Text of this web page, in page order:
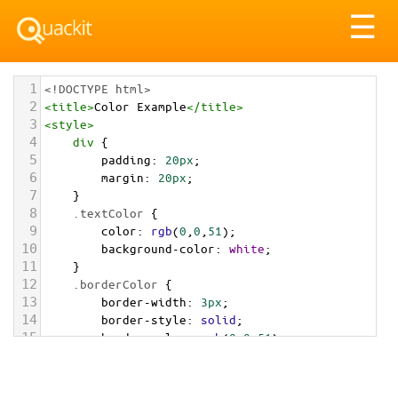
☰
1 <!DOCTYPE html>
2 <title>Color Example</title>
3 <style>
4 div {
5 padding: 20px;
6 margin: 20px;
7 }
8 .textColor {
9 color: rgb(0 0 51 );
10 background-color: white;
11 }
12 .borderColor {
13 border-width: 3px;
14 border-style: solid;
15 border-color: rgb(0,0,51);